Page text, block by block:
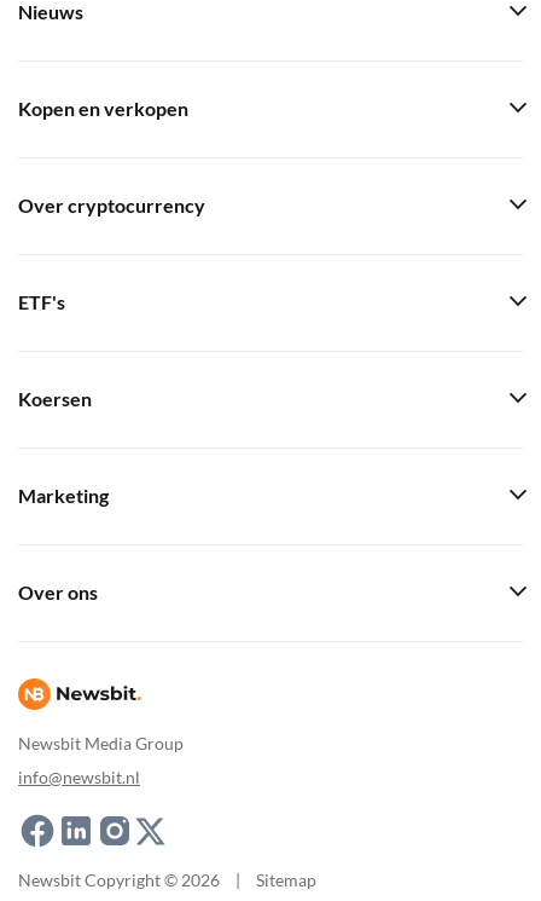
Newsbit Media Group
info@newsbit.nl
Nieuws
Kopen en verkopen
Over cryptocurrency
ETF's
Koersen
Marketing
Over ons
Newsbit Copyright © 2026 | Sitemap